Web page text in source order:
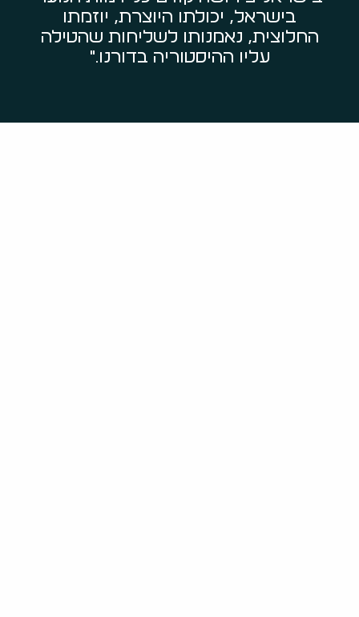
בישראל, יכולתו היוצרת, יוזמתו
החלוצית, נאמנותו לשליחות שהטילה
עליו ההיסטוריה בדורנו."